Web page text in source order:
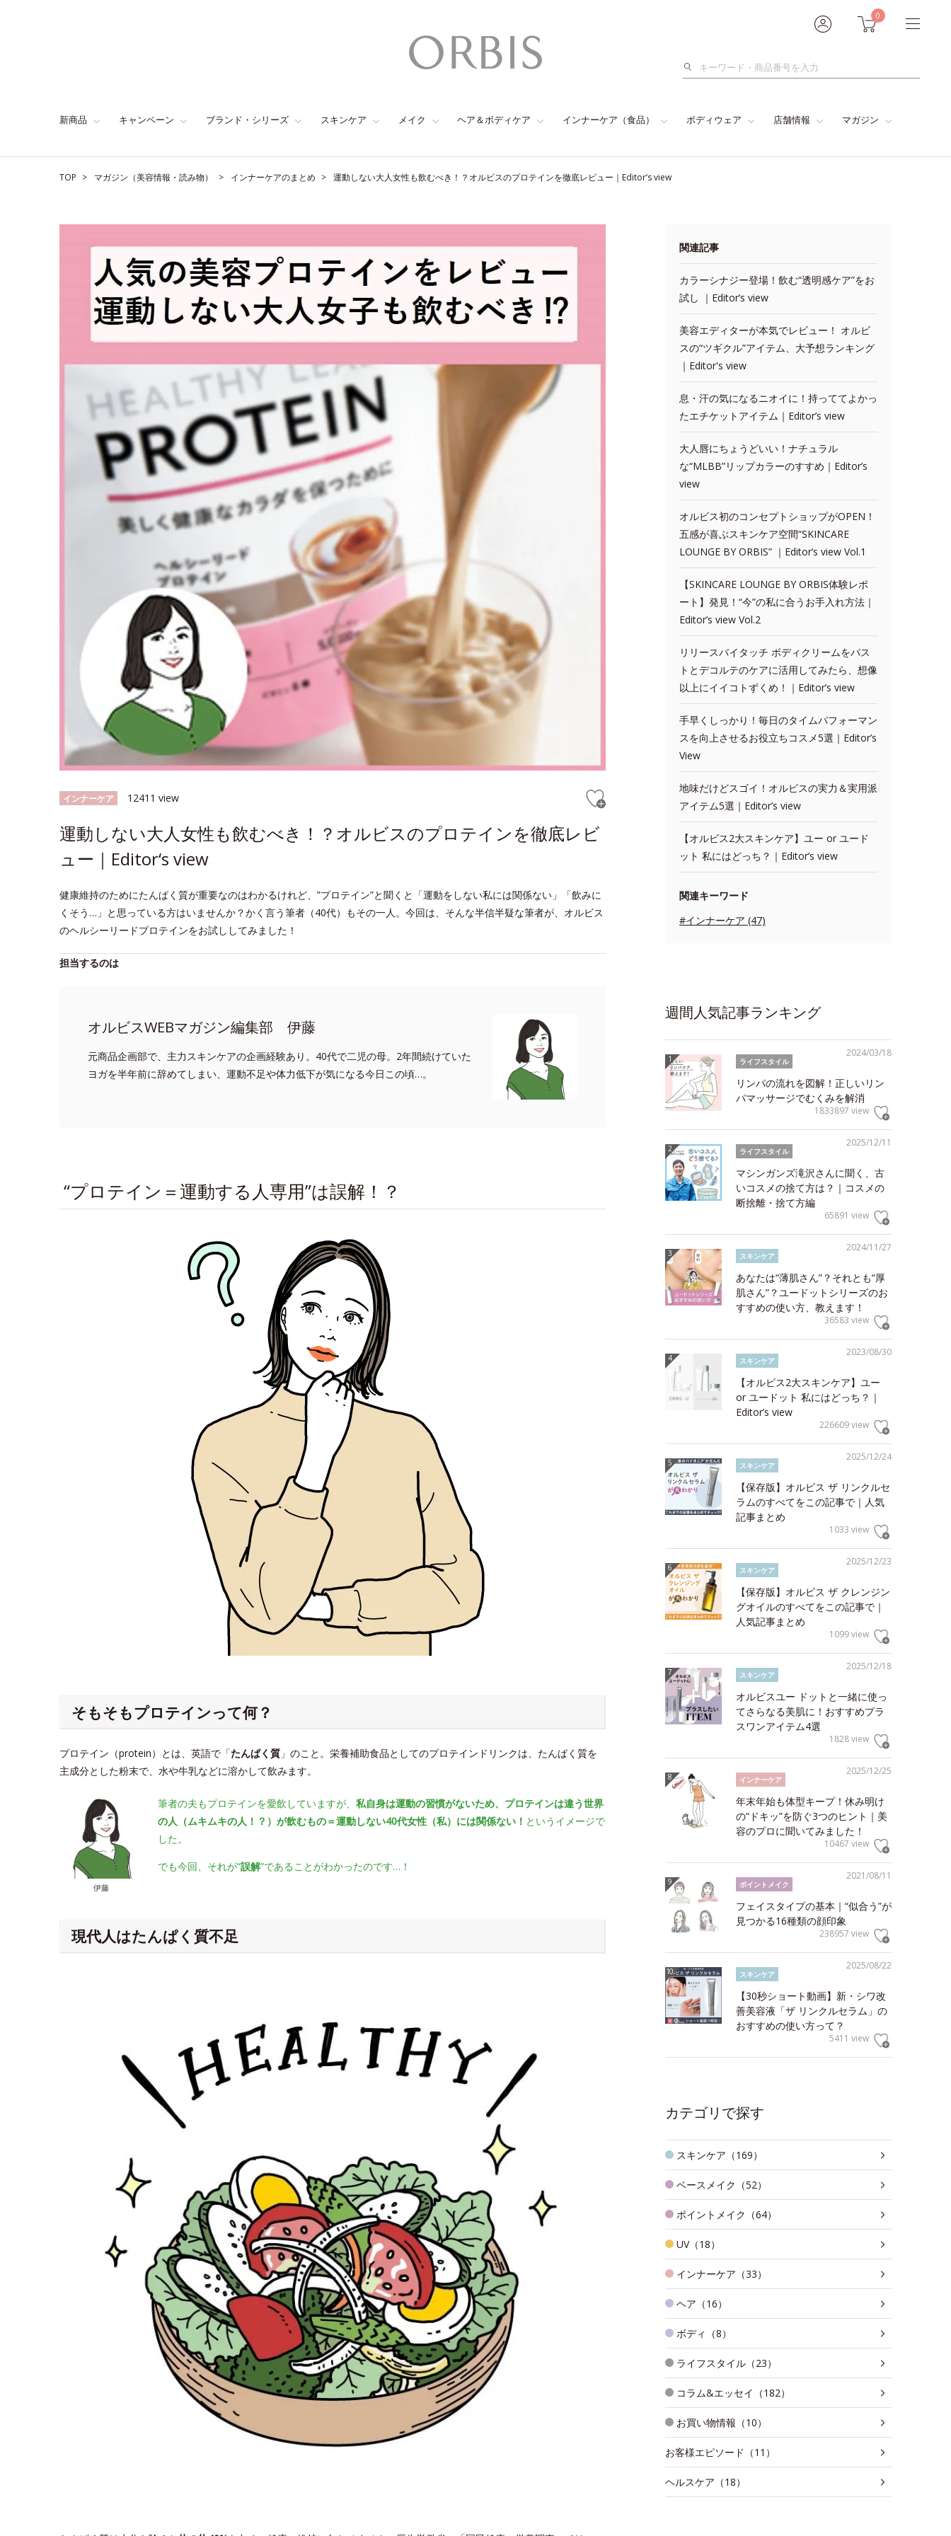
0
検
新商品 キャンペーン ブランド・シリーズ スキンケア メイク ヘア＆ボディケア インナーケア（食品） ボディウェア 店舗情報 マガジン
TOP マガジン（美容情報・読み物） インナーケアのまとめ 運動しない大人女性も飲むべき！？オルビスのプロテインを徹底レビュー｜Editor‘s view
インナーケア 12411 view
運動しない大人女性も飲むべき！？オルビスのプロテインを徹底レビ
ュー｜Editor‘s view
健康維持のためにたんぱく質が重要なのはわかるけれど、”プロテイン”と聞くと「運動をしない私には関係ない」「飲みに
くそう…」と思っている方はいませんか？かく言う筆者（40代）もその一人。今回は、そんな半信半疑な筆者が、オルビス
のヘルシーリードプロテインをお試ししてみました！
担当するのは
オルビスWEBマガジン編集部 伊藤
元商品企画部で、主力スキンケアの企画経験あり。40代で二児の母。2年間続けていた
ヨガを半年前に辞めてしまい、運動不足や体力低下が気になる今日この頃…。
“プロテイン＝運動する人専用”は誤解！？
そもそもプロテインって何？
プロテイン（protein）とは、英語で「たんぱく質 」のこと。栄養補助食品としてのプロテインドリンクは、たんぱく質を
主成分とした粉末で、水や牛乳などに溶かして飲みます。
伊藤
筆者の夫もプロテインを愛飲していますが、 私自身は運動の習慣がないため、プロテインは違う世界
の人（ムキムキの人！？）が飲むもの＝運動しない40代女性（私）には関係ない！ というイメージで
した。
でも今回、それが“誤解”であることがわかったのです…！
現代人はたんぱく質不足
関連記事
カラーシナジー登場！飲む“透明感ケア”をお
試し ｜Editor’s view
美容エディターが本気でレビュー！ オルビ
スの“ツギクル”アイテム、大予想ランキング
｜Editor's view
息・汗の気になるニオイに！持っててよかっ
たエチケットアイテム｜Editor’s view
大人唇にちょうどいい！ナチュラル
な“MLBB”リップカラーのすすめ｜Editor’s
view
オルビス初のコンセプトショップがOPEN！
五感が喜ぶスキンケア空間“SKINCARE
LOUNGE BY ORBIS” ｜Editor’s view Vol.1
【SKINCARE LOUNGE BY ORBIS体験レポ
ート】発見！“今”の私に合うお手入れ方法｜
Editor’s view Vol.2
リリースバイタッチ ボディクリームをバス
トとデコルテのケアに活用してみたら、想像
以上にイイコトずくめ！｜Editor’s view
手早くしっかり！毎日のタイムパフォーマン
スを向上させるお役立ちコスメ5選｜Editor’s
View
地味だけどスゴイ！オルビスの実力＆実用派
アイテム5選｜Editor’s view
【オルビス2大スキンケア】ユー or ユード
ット 私にはどっち？｜Editor’s view
関連キーワード
#インナーケア (47)
週間人気記事ランキング
2024/03/18
ライフスタイル
リンパの流れを図解！正しいリン
パマッサージでむくみを解消
1833897 view
2025/12/11
ライフスタイル
マシンガンズ滝沢さんに聞く、古
いコスメの捨て方は？｜コスメの
断捨離・捨て方編
65891 view
2024/11/27
スキンケア
あなたは“薄肌さん”？それとも“厚
肌さん”？ユードットシリーズのお
すすめの使い方、教えます！
36583 view
2023/08/30
スキンケア
【オルビス2大スキンケア】ユー
or ユードット 私にはどっち？｜
Editor’s view
226609 view
2025/12/24
スキンケア
【保存版】オルビス ザ リンクルセ
ラムのすべてをこの記事で｜人気
記事まとめ
1033 view
2025/12/23
スキンケア
【保存版】オルビス ザ クレンジン
グオイルのすべてをこの記事で｜
人気記事まとめ
1099 view
2025/12/18
スキンケア
オルビスユー ドットと一緒に使っ
てさらなる美肌に！おすすめプラ
スワンアイテム4選
1828 view
2025/12/25
インナーケア
年末年始も体型キープ！休み明け
の“ドキッ”を防ぐ3つのヒント｜美
容のプロに聞いてみました！
10467 view
2021/08/11
ポイントメイク
フェイスタイプの基本｜“似合う”が
見つかる16種類の顔印象
238957 view
2025/08/22
スキンケア
【30秒ショート動画】新・シワ改
善美容液「ザ リンクルセラム」の
おすすめの使い方って？
5411 view
カテゴリで探す
スキンケア（169）
ベースメイク（52）
ポイントメイク（64）
UV（18）
インナーケア（33）
ヘア（16）
ボディ（8）
ライフスタイル（23）
コラム&エッセイ（182）
お買い物情報（10）
お客様エピソード（11）
ヘルスケア（18）